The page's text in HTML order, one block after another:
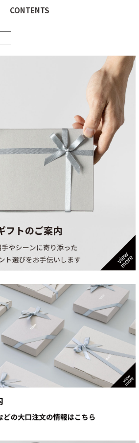
CONTENTS